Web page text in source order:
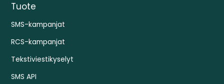
Tuote
SMS-kampanjat
RCS-kampanjat
Tekstiviestikyselyt
SMS API